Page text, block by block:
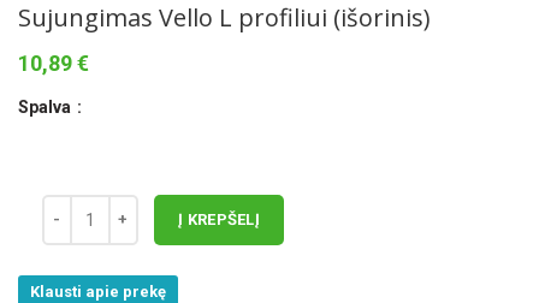
Sujungimas Vello L profiliui (išorinis)
10,89€
Spalva
Į KREPŠELĮ
Klausti apie prekę